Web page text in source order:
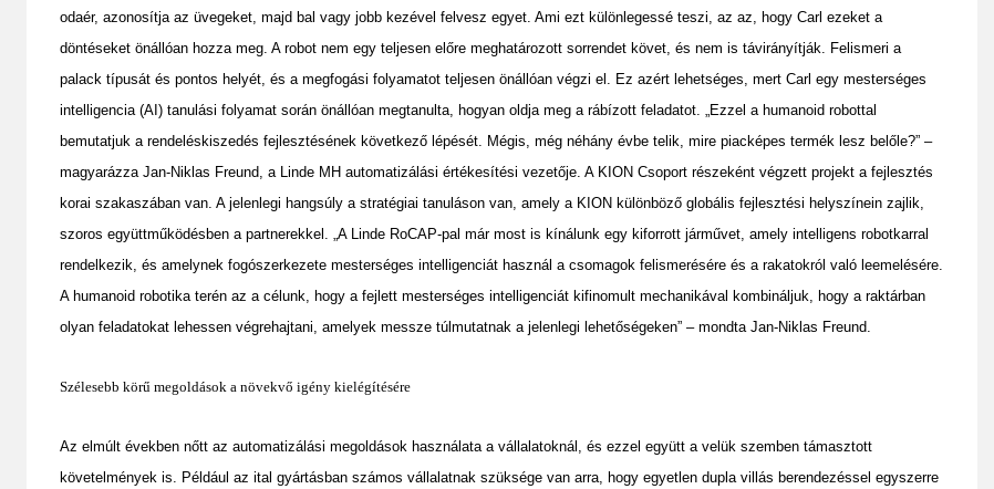
odaér, azonosítja az üvegeket, majd bal vagy jobb kezével felvesz egyet. Ami ezt különlegessé teszi, az az, hogy Carl ezeket a
döntéseket önállóan hozza meg. A robot nem egy teljesen előre meghatározott sorrendet követ, és nem is távirányítják. Felismeri a
palack típusát és pontos helyét, és a megfogási folyamatot teljesen önállóan végzi el. Ez azért lehetséges, mert Carl egy mesterséges
intelligencia (AI) tanulási folyamat során önállóan megtanulta, hogyan oldja meg a rábízott feladatot. „Ezzel a humanoid robottal
bemutatjuk a rendeléskiszedés fejlesztésének következő lépését. Mégis, még néhány évbe telik, mire piacképes termék lesz belőle?” –
magyarázza Jan-Niklas Freund, a Linde MH automatizálási értékesítési vezetője. A KION Csoport részeként végzett projekt a fejlesztés
korai szakaszában van. A jelenlegi hangsúly a stratégiai tanuláson van, amely a KION különböző globális fejlesztési helyszínein zajlik,
szoros együttműködésben a partnerekkel. „A Linde RoCAP-pal már most is kínálunk egy kiforrott járművet, amely intelligens robotkarral
rendelkezik, és amelynek fogószerkezete mesterséges intelligenciát használ a csomagok felismerésére és a rakatokról való leemelésére.
A humanoid robotika terén az a célunk, hogy a fejlett mesterséges intelligenciát kifinomult mechanikával kombináljuk, hogy a raktárban
olyan feladatokat lehessen végrehajtani, amelyek messze túlmutatnak a jelenlegi lehetőségeken” – mondta Jan-Niklas Freund.
Szélesebb körű megoldások a növekvő igény kielégítésére
Az elmúlt években nőtt az automatizálási megoldások használata a vállalatoknál, és ezzel együtt a velük szemben támasztott
követelmények is. Például az ital gyártásban számos vállalatnak szüksége van arra, hogy egyetlen dupla villás berendezéssel egyszerre